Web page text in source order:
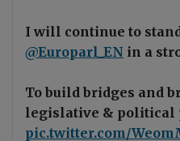
I will continue to
@Europarl_EN in a
To build bridges and
legislative & political
pic.twitter.com/